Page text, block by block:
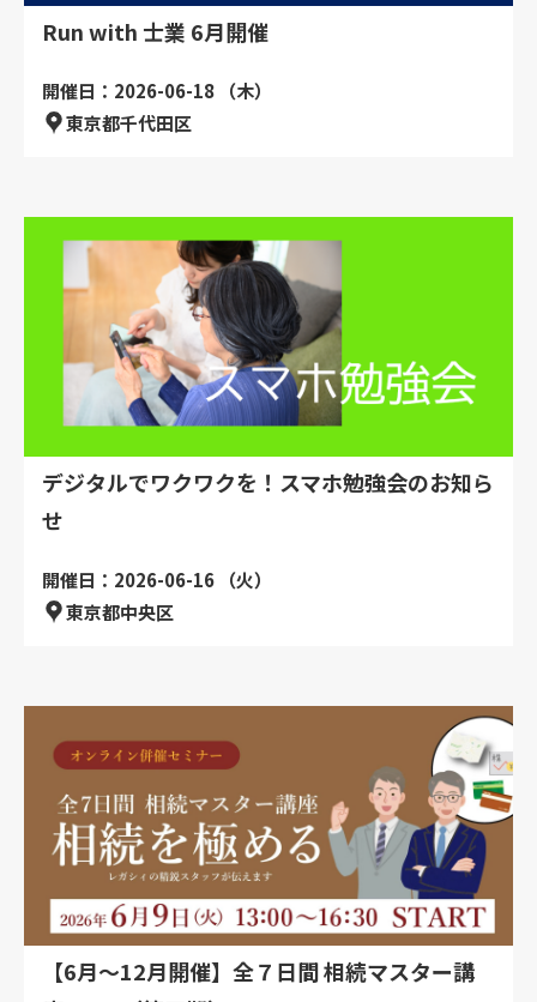
Run with 士業 6月開催
開催日：2026-06-18 （木）
東京都千代田区
デジタルでワクワクを！スマホ勉強会のお知ら
せ
開催日：2026-06-16 （火）
東京都中央区
【6月～12月開催】全７日間 相続マスター講